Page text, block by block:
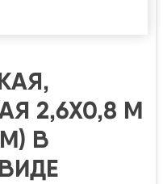
2,6Х0,8 М
В